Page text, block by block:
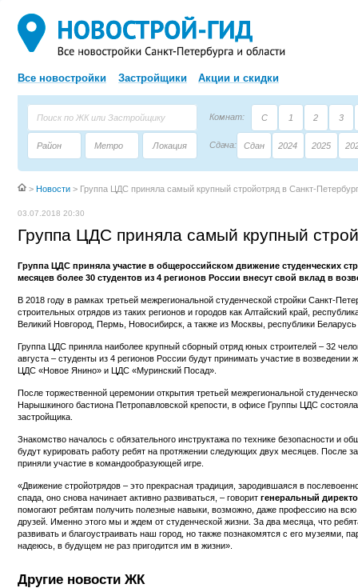
Все новостройки Застройщики Акции и скидки
Комнат: С 1 2 3
Район Метро Локация Сдача: Сдан 2024 2025
> Новости > Группа ЦДС приняла самый крупный стройотряд в Санкт-
03.07.2018 20:30
Группа ЦДС приняла самый крупный
Группа ЦДС приняла участие в общероссийском движение студенческих
месяцев более 30 студентов из 4 регионов России внесут свой вклад в
В 2018 году в рамках третьей межрегиональной студенческой стройки Санкт-
строительных отрядов из таких регионов и городов как Алтайский край,
Великий Новгород, Пермь, Новосибирск, а также из Москвы, республики Беларусь
Группа ЦДС приняла наиболее крупный сборный отряд юных строителей – 32
августа – студенты из 4 регионов России будут принимать участие в
ЦДС «Новое Янино» и ЦДС «Муринский Посад».
После торжественной церемонии открытия третьей межрегиональной
Нарышкиного бастиона Петропавловской крепости, в офисе Группы ЦДС
застройщика.
Знакомство началось с обязательного инструктажа по технике безопасности и
будут курировать работу ребят на протяжении следующих двух месяцев. После
приняли участие в командообразующей игре.
«Движение стройотрядов – это прекрасная традиция, зародившаяся в
спада, оно снова начинает активно развиваться, – говоритгенеральный
помогают ребятам получить полезные навыки, возможно, даже профессию на
друзей. Именно этого мы и ждем от студенческой жизни. За два месяца, что
развивать и благоустраивать наш город, но также познакомятся с его музеями,
надеюсь, в будущем не раз пригодится им в жизни».
Другие новости ЖК